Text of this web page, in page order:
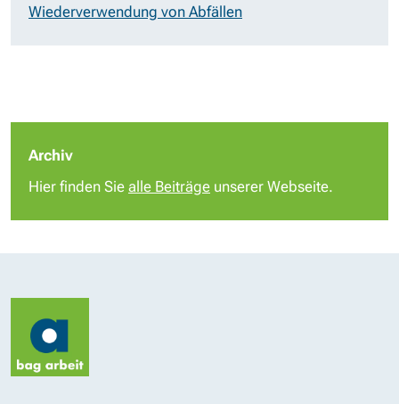
Wiederverwendung von Abfällen
Archiv
Hier finden Sie alle Beiträge unserer Webseite.